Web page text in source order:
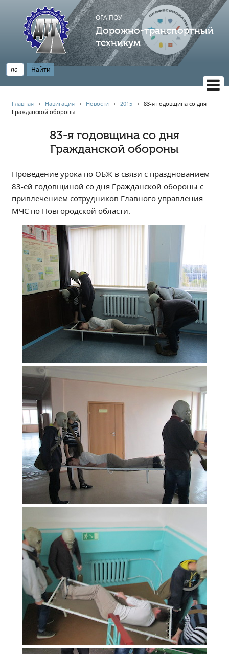
ОГА ПОУ
Дорожно-транспортный
техникум
НАВИГАЦИЯ
Профессионалитет
Опрос по качеству образования
Новости
Наблюдательный совет
Независимая оценка качества
Профориентация
Обращения онлайн
Контакты
Региональный центр по профилактике ДДТТ
Учебно-производственный комплекс
Центр карьеры
Противодействие коррупции
Всероссийское чемпионатное движение
Региональная инновационная площадка
СВЕДЕНИЯ ОБ ОБРАЗОВАТЕЛЬНОЙ ОРГАНИЗАЦИИ
Основные сведения
Структура и органы управления образовательной
организацией
Документы
Образование
Образовательные стандарты и требования
Руководство
Материально-техническое обеспечение и
оснащенность образовательного процесса.
Доступная среда
Стипендии и меры поддержки обучающихся
Платные образовательные услуги
Финансово-хозяйственная деятельность
Вакантные места для приёма (перевода)
Международное сотрудничество
Организация питания в образовательной
организации
Главная › Навигация › Новости ›2015 ›83-я годовщина со дня
Гражданской обороны
83-я годовщина со дня
Гражданской обороны
Проведение урока по ОБЖ в связи с празднованием
83-ей годовщиной со дня Гражданской обороны с
привлечением сотрудников Главного управления
МЧС по Новгородской области.